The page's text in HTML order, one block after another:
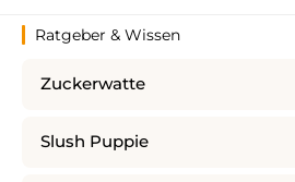
Ratgeber & Wissen
Zuckerwatte
Slush Puppie